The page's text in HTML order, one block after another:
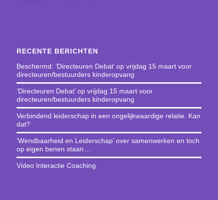
RECENTE BERICHTEN
Beschermd: ‘Directeuren Debat’ op vrijdag 15 maart voor
directeuren/bestuurders kinderopvang
‘Directeuren Debat’ op vrijdag 15 maart voor
directeuren/bestuurders kinderopvang
Verbindend leiderschap in een ongelijkwaardige relatie. Kan
dat?
‘Wendbaarheid en Leiderschap’ over samenwerken en toch
op eigen benen staan…
Video Interactie Coaching